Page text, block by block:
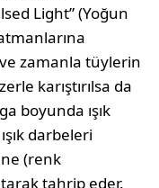
Light” (Yoğun
zamanla tüylerin
karıştırılsa da
boyunda ışık
darbeleri
(renk
tahrip eder.